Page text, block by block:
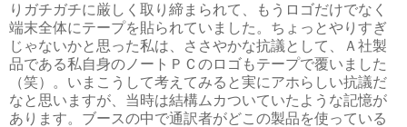
りガチガチに厳しく取り締まられて、もうロゴだけでなく
端末全体にテープを貼られていました。ちょっとやりすぎ
じゃないかと思った私は、ささやかな抗議として、Ａ社製
品である私自身のノートＰＣのロゴもテープで覆いました
（笑）。いまこうして考えてみると実にアホらしい抗議だ
なと思いますが、当時は結構ムカついていたような記憶が
あります。ブースの中で通訳者がどこの製品を使っている